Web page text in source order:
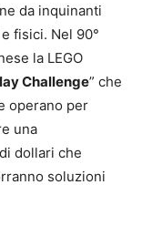
da inquinanti
fisici. Nel 90°
la LEGO
Challenge” che
operano per
una
dollari che
soluzioni